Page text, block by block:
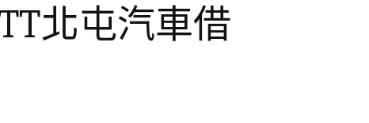
北屯汽車借